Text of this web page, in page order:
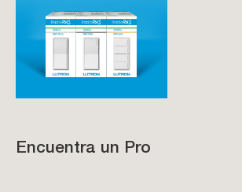
Encuentra un Pro